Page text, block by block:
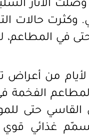
وصلت الآثار
حالات
في المطاعم،
لأيام من
الفخمة
القاسي حتى
غذائي قوي في